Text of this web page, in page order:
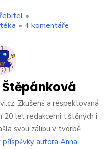
•
• 4 komentáře
domácnosti
jde
v
roce
2023
tvrdá
rána.
Zkušená a respektovaná
20 let redakcemi tištěných i
svou zálibu v tvorbě
příspěvky autora Anna